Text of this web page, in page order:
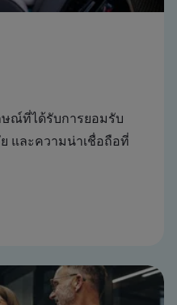
ณ์ที่ได้รับการยอมรับ
และความน่าเชื่อถือที่